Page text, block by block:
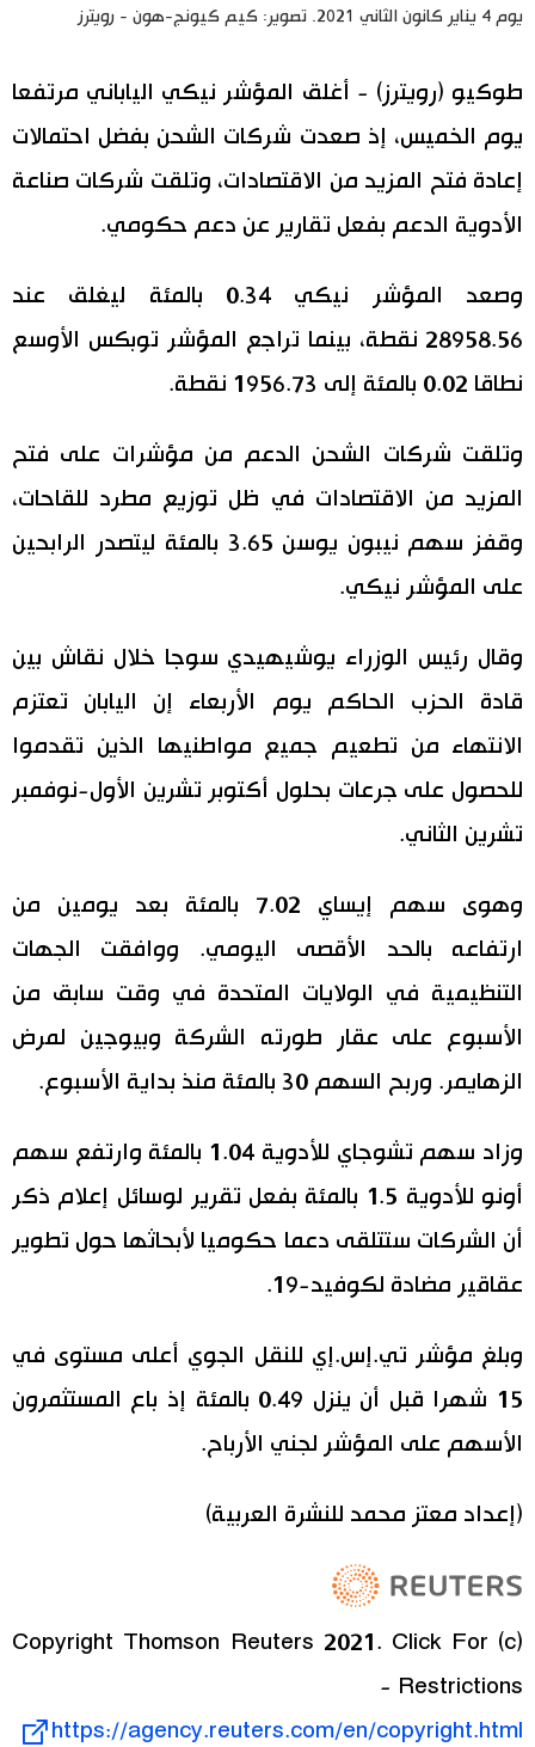
اقتصاد
لايف ستايل
طوكيو
المطبخ الياباني
يوم 4 يناير كانون الثاني 2021. تصوير: كيم كيونج-هون - رويترز
طوكيو (رويترز) - أغلق المؤشر نيكي الياباني مرتفعا
يوم الخميس، إذ صعدت شركات الشحن بفضل احتمالات
إعادة فتح المزيد من الاقتصادات، وتلقت شركات صناعة
الأدوية الدعم بفعل تقارير عن دعم حكومي.
وصعد المؤشر نيكي 0.34 بالمئة ليغلق عند
28958.56 نقطة، بينما تراجع المؤشر توبكس الأوسع
نطاقا 0.02 بالمئة إلى 1956.73 نقطة.
وتلقت شركات الشحن الدعم من مؤشرات على فتح
المزيد من الاقتصادات في ظل توزيع مطرد للقاحات،
وقفز سهم نيبون يوسن 3.65 بالمئة ليتصدر الرابحين
على المؤشر نيكي.
وقال رئيس الوزراء يوشيهيدي سوجا خلال نقاش بين
قادة الحزب الحاكم يوم الأربعاء إن اليابان تعتزم
الانتهاء من تطعيم جميع مواطنيها الذين تقدموا
للحصول على جرعات بحلول أكتوبر تشرين الأول-نوفمبر
تشرين الثاني.
وهوى سهم إيساي 7.02 بالمئة بعد يومين من
ارتفاعه بالحد الأقصى اليومي. ووافقت الجهات
التنظيمية في الولايات المتحدة في وقت سابق من
الأسبوع على عقار طورته الشركة وبيوجين لمرض
الزهايمر. وربح السهم 30 بالمئة منذ بداية الأسبوع.
وزاد سهم تشوجاي للأدوية 1.04 بالمئة وارتفع سهم
أونو للأدوية 1.5 بالمئة بفعل تقرير لوسائل إعلام ذكر
أن الشركات ستتلقى دعما حكوميا لأبحاثها حول تطوير
عقاقير مضادة لكوفيد-19.
وبلغ مؤشر تي.إس.إي للنقل الجوي أعلى مستوى في
15 شهرا قبل أن ينزل 0.49 بالمئة إذ باع المستثمرون
الأسهم على المؤشر لجني الأرباح.
(إعداد معتز محمد للنشرة العربية)
(c) Copyright Thomson Reuters 2021. Click For
Restrictions -
https://agency.reuters.com/en/copyright.html